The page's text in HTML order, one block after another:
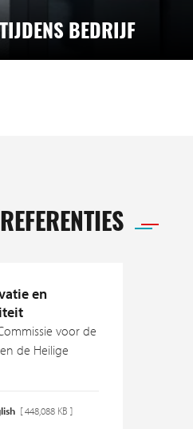
BEDRIJF
en
voor de
de Heilige
[ 448,088 KB ]